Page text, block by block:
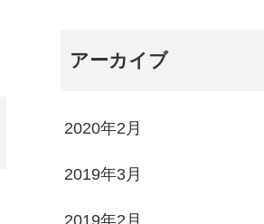
アーカイブ
2020年2月
2019年3月